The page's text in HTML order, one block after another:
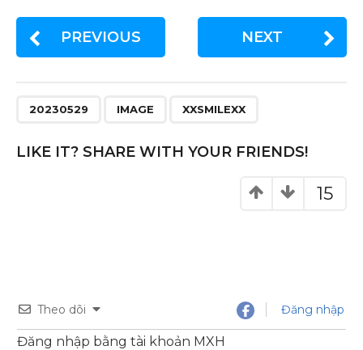
c
e
o
k
it
te
te
re
ar
e
PREVIOUS NEXT
20230529 IMAGE XXSMILEXX
LIKE IT? SHARE WITH YOUR FRIENDS!
15
Theo dõi Đăng nhập
Đăng nhập bằng tài khoản MXH